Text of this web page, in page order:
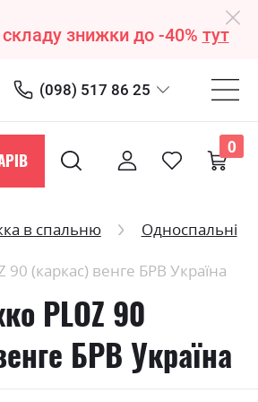
знижки до -40% тут
(098) 517 86 25
0
в спальню
Односпальні
90 (каркас) венге БРВ Україна
PLOZ 90
БРВ Україна